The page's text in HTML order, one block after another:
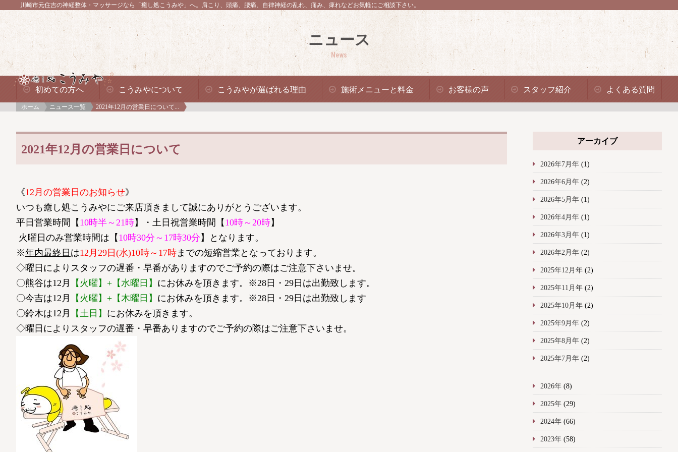
川崎市元住吉の神経整体・マッサージなら「癒し処こうみや」へ。 肩こり、頭痛、腰痛、自律神経の乱れ、痛み、痺れなどお気軽にご相談下さい。
ニュース
News
初めての方へ こうみやについて こうみやが選ばれる理由 施術メニューと料金 お客様の声 スタッフ紹介 よくある質問
ホーム ニュース一覧 2021年12月の営業日について...
2021年12月の営業日について
《12月の営業日のお知らせ》
いつも癒し処こうみやにご来店頂きまして誠にありがとうございます。
平日営業時間【 10時半～21時】・土日祝営業時間【 10時～20時】
火曜日のみ営業時間は【 10時30分～17時30分 】となります。
※年内最終日 は12月29日(水)10時～17時までの短縮営業となっております。
◇曜日によりスタッフの遅番・早番がありますのでご予約の際はご注意下さいませ。
〇熊谷は12月
【火曜】+【水曜日】 にお休みを頂きます。※28日・29日は出勤致します。
〇今吉は12月
【火曜】+【木曜日】 にお休みを頂きます。※28日・29日は出勤致します
〇鈴木は12月
【土日】 にお休みを頂きます。
◇曜日によりスタッフの遅番・早番ありますのでご予約の際はご注意下さいませ。
アーカイブ
2026年7月年(1)
2026年6月年(2)
2026年5月年(1)
2026年4月年(1)
2026年3月年(1)
2026年2月年(2)
2025年12月年(2)
2025年11月年(2)
2025年10月年(2)
2025年9月年(2)
2025年8月年(2)
2025年7月年(2)
2026年(8)
2025年(29)
2024年(66)
2023年(58)